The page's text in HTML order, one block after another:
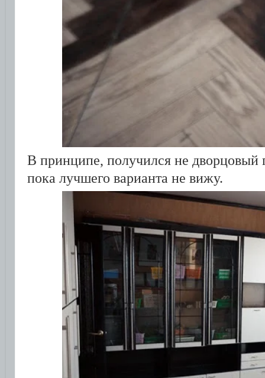
В принципе, получился не дворцовый
пока лучшего варианта не вижу.